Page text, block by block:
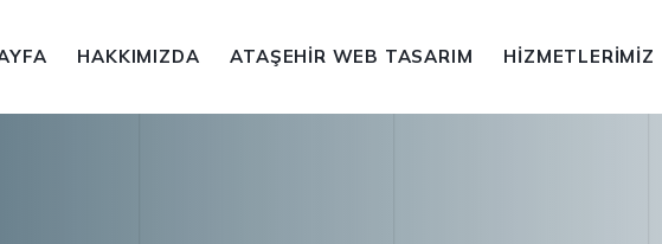
HAKKIMIZDA ATAŞEHIR WEB TASARIM HIZMETLERIMIZ